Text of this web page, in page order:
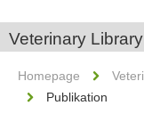
Veterinary Library
Homepage
Publikation